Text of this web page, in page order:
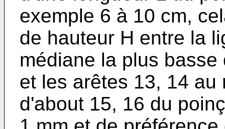
exemple 6 à 10 cm,
de hauteur H entre la
médiane la plus
et les arêtes 13, 14
d'about 15, 16 du